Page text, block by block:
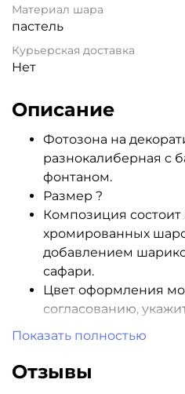
Материал шара
пастель
Курьерская доставка
Нет
Описание
Фотозона на
разнокалиберная с
фонтаном.
Размер ?
Композиция состоит
хромированных
добавлением
сафари.
Цвет оформления
согласованию,
Стоимость указана
Доставка и парковка
Показать полностью
Отзывы